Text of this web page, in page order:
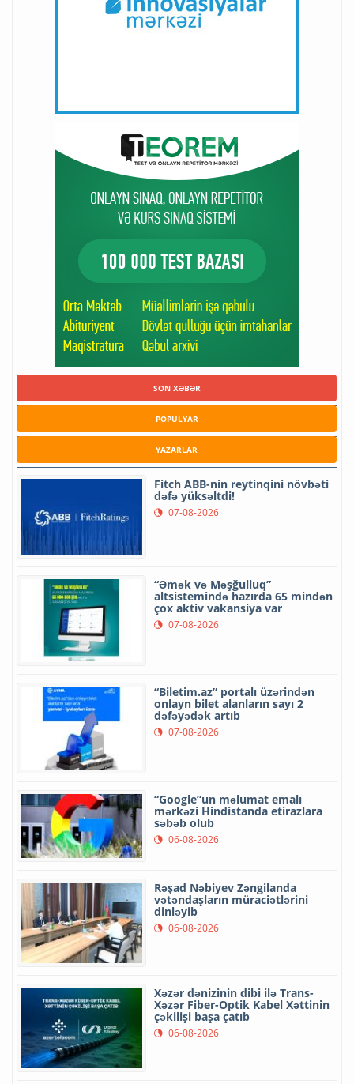
SON XƏBƏR
POPULYAR
YAZARLAR
Fitch ABB-nin reytinqini növbəti
dəfə yüksəltdi!
07-08-2026
“Əmək və Məşğulluq”
altsistemində hazırda 65 mindən
çox aktiv vakansiya var
07-08-2026
“Biletim.az” portalı üzərindən
onlayn bilet alanların sayı 2
dəfəyədək artıb
07-08-2026
“Google”un məlumat emalı
mərkəzi Hindistanda etirazlara
səbəb olub
06-08-2026
Rəşad Nəbiyev Zəngilanda
vətəndaşların müraciətlərini
dinləyib
06-08-2026
Xəzər dənizinin dibi ilə Trans-
Xəzər Fiber-Optik Kabel Xəttinin
çəkilişi başa çatıb
06-08-2026